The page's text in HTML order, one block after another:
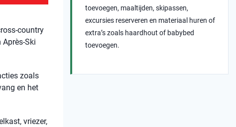
country
Ski
zoals
en het
vriezer,
toevoegen, maaltijden, skipassen,
excursies reserveren en materiaal huren of
extra’s zoals haardhout of babybed
toevoegen.